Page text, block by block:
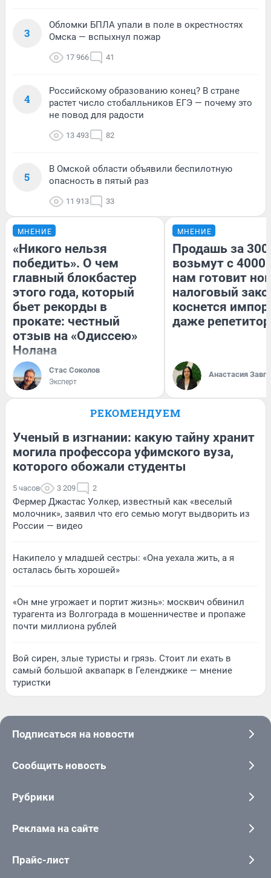
3
Обломки БПЛА упали в поле в окрестностях
Омска — вспыхнул пожар
17 966 41
4
Российскому образованию конец? В стране
растет число стобалльников ЕГЭ — почему это
не повод для радости
13 493 82
5
В Омской области объявили беспилотную
опасность в пятый раз
11 913 33
МНЕНИЕ
«Никого нельзя
победить». О чем
главный блокбастер
этого года, который
бьет рекорды в
прокате: честный
отзыв на «Одиссею»
Нолана
Стас Соколов
Эксперт
МНЕНИЕ
Продашь за
возьмут с
нам готовит
налоговый
коснется
даже
Анастасия
РЕКОМЕНДУЕМ
Ученый в изгнании: какую тайну хранит
могила профессора уфимского вуза,
которого обожали студенты
5 часов 3 209 2
Фермер Джастас Уолкер, известный как «веселый
молочник», заявил что его семью могут выдворить из
России — видео
Накипело у младшей сестры: «Она уехала жить, а я
осталась быть хорошей»
«Он мне угрожает и портит жизнь»: москвич обвинил
турагента из Волгограда в мошенничестве и пропаже
почти миллиона рублей
Вой сирен, злые туристы и грязь. Стоит ли ехать в
самый большой аквапарк в Геленджике — мнение
туристки
Подписаться на новости
Сообщить новость
Рубрики
Реклама на сайте
Прайс-лист